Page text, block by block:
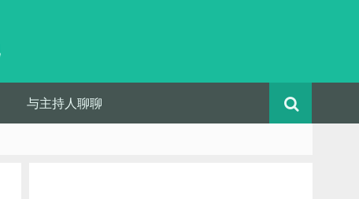
与主持人聊聊